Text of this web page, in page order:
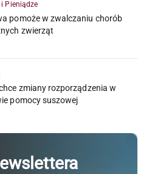
i Pieniądze
pomoże w zwalczaniu chorób
zwierząt
zmiany rozporządzenia w
pomocy suszowej